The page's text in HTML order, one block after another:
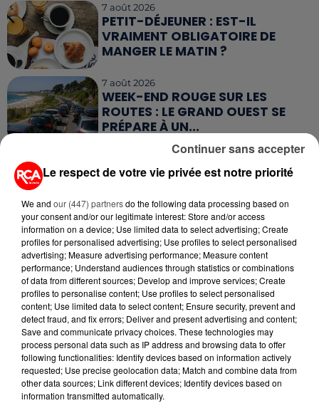
7 août 2026
PETIT-DÉJEUNER : EST-IL
VRAIMENT OBLIGATOIRE DE
MANGER LE MATIN ?
7 août 2026
WEEK-END ROUGE SUR LES
ROUTES : LE GRAND OUEST SE
PRÉPARE À UN...
MÉGOTS ET FEUX DE FORÊT : LES
TAXÉS...
6 août 2026
CANICULE : POURQUOI LES
BOUTEILLES D'EAU
DISPARAISSENT DES RAYONS...
5 août 2026
MANGER SAINEMENT COÛTE 25 %
PLUS CHER QU'IL Y A CINQ ANS,
ALERTE L’ONU
5 août 2026
QUELLES SONT LES MARQUES QUI
Le respect de votre vie privée est notre priorité
We and our (447) partnersdo the following data processing based on
your consent and/or our legitimate interest: Store and/or access
information on a device; Use limited data to select advertising; Create
profiles for personalised advertising; Use profiles to select personalised
advertising; Measure advertising performance; Measure content
performance; Understand audiences through statistics or combinations
of data from different sources; Develop and improve services; Create
profiles to personalise content; Use profiles to select personalised
content; Use limited data to select content; Ensure security, prevent and
detect fraud, and fix errors; Deliver and present advertising and content;
Save and communicate privacy choices. These technologies may
process personal data such as IP address and browsing data to offer
following functionalities: Identify devices based on information actively
requested; Use precise geolocation data; Match and combine data from
other data sources; Link different devices; Identify devices based on
information transmitted automatically.
Continuer sans accepter